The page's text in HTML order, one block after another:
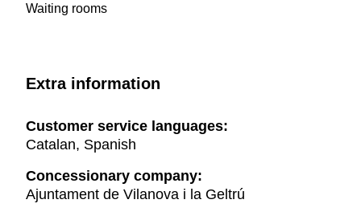
Waiting rooms
Extra information
Customer service languages:
Catalan, Spanish
Concessionary company:
Ajuntament de Vilanova i la Geltrú